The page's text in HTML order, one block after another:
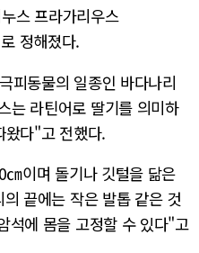
스 프라가리우스
정해졌다.
피동물의 일종인 바다나리
는 라틴어로 딸기를 의미하
다"고 전했다.
이며 돌기나 깃털을 닮은
끝에는 작은 발톱 같은 것
석에 몸을 고정할 수 있다"고